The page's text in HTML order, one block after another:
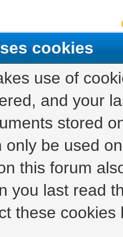
cookies
use of
and your
stored
only be used
this forum
you last read
these cookies